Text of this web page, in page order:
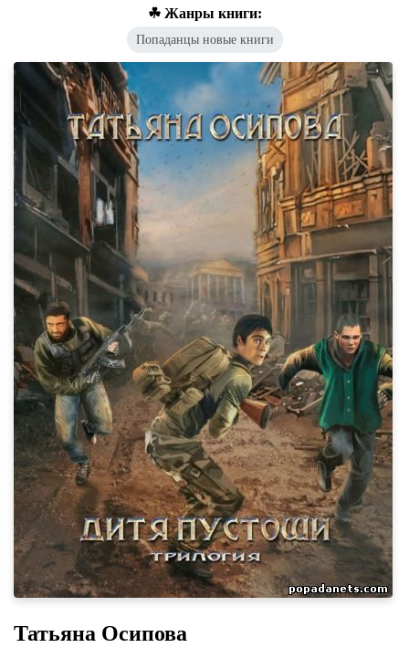
☘ Жанры книги:
Попаданцы новые книги
Татьяна Осипова